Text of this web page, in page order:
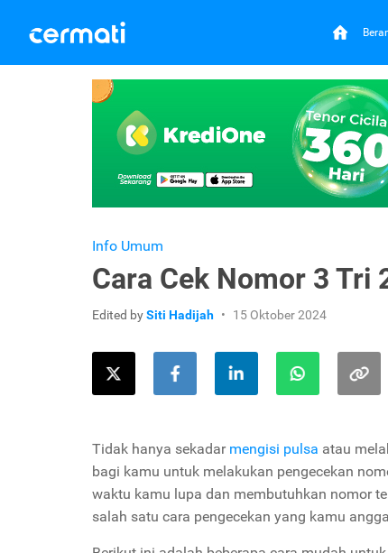
Info Umum
Cara Cek Nomor 3 Tri
Edited bySiti Hadijah 15 Oktober 2024
Tidak hanya sekadar mengisi pulsa atau
bagi kamu untuk melakukan pengecekan
waktu kamu lupa dan membutuhkan nomor
salah satu cara pengecekan yang kamu